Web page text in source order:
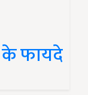
के फायदे